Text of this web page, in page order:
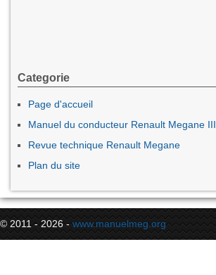
Categorie
Page d'accueil
Manuel du conducteur Renault Megane III
Revue technique Renault Megane
Plan du site
© 2011 - 2026 - www.manuelmeg.org